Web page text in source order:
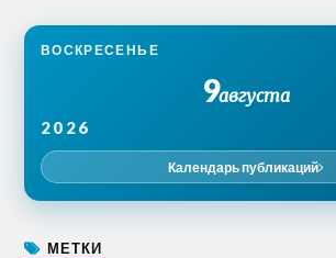
ВОСКРЕСЕНЬЕ
9августа
2026
Календарь публикаций
МЕТКИ